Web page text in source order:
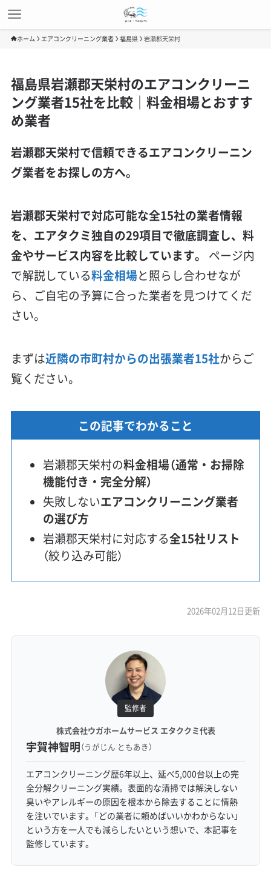
ホーム エアコンクリーニング業者 福島県 岩瀬郡天栄村
福島県岩瀬郡天栄村のエアコンクリーニ
ング業者15社を比較｜料金相場とおすす
め業者
岩瀬郡天栄村で信頼できるエアコンクリーニン
グ業者をお探しの方へ。
岩瀬郡天栄村で対応可能な全15社の業者情報
を、エアタクミ独自の29項目で徹底調査し、料
金やサービス内容を比較しています。
ページ内
で解説している料金相場と照らし合わせなが
ら、ご自宅の予算に合った業者を見つけてくだ
さい。
まずは近隣の市町村からの出張業者15社からご
覧ください。
この記事でわかること
岩瀬郡天栄村の料金相場（通常・お掃除
機能付き・完全分解）
失敗しないエアコンクリーニング業者
の選び方
岩瀬郡天栄村に対応する全15社リスト
（絞り込み可能）
2026年02月12日更新
監修者
株式会社ウガホームサービス エタククミ代表
宇賀神智明（うがじん ともあき）
エアコンクリーニング歴6年以上、延べ5,000台以上の完
全分解クリーニング実績。表面的な清掃では解決しない
臭いやアレルギーの原因を根本から除去することに情熱
を注いでいます。「どの業者に頼めばいいかわからない」
という方を一人でも減らしたいという想いで、本記事を
監修しています。